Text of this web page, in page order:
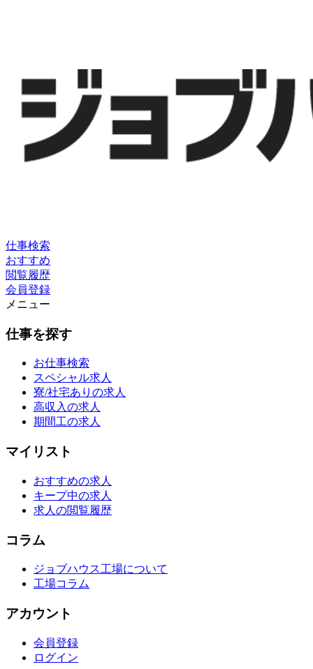
仕事検索
おすすめ
閲覧履歴
会員登録
メニュー
仕事を探す
お仕事検索
スペシャル求人
寮/社宅ありの求人
高収入の求人
期間工の求人
マイリスト
おすすめの求人
キープ中の求人
求人の閲覧履歴
コラム
ジョブハウス工場について
工場コラム
アカウント
会員登録
ログイン